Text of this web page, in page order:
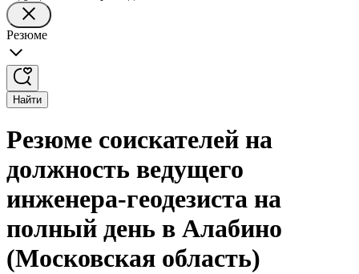
Резюме
Найти
Резюме соискателей на
должность ведущего
инженера-геодезиста на
полный день в Алабино
(Московская область)